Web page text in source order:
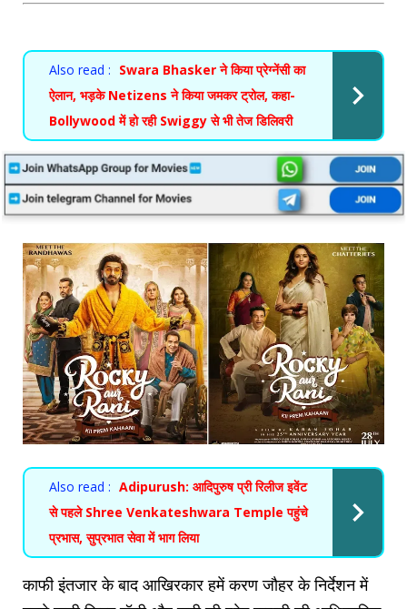
Also read : Swara Bhasker ने किया प्रेग्नेंसी का
ऐलान, भड़के Netizens ने किया जमकर ट्रोल, कहा-
Bollywood में हो रही Swiggy से भी तेज डिलिवरी
Also read : Adipurush: आदिपुरुष प्री रिलीज इवेंट
से पहले Shree Venkateshwara Temple पहुंचे
प्रभास, सुप्रभात सेवा में भाग लिया
काफी इंतजार के बाद आखिरकार हमें करण जौहर के निर्देशन में